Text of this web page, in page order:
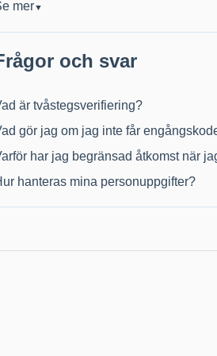
mer▼
och svar
är tvåstegsverifiering?
gör jag om jag inte får
har jag begränsad åtkomst när
hanteras mina personuppgifter?